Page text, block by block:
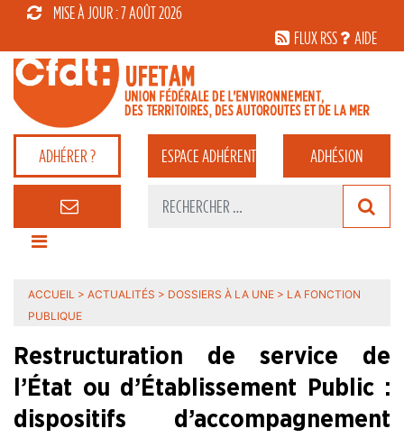
MISE À JOUR : 7 AOÛT 2026
FLUX RSS
AIDE
ADHÉRER ? ESPACEADHÉRENT ADHÉSION
ACCUEIL > ACTUALITÉS > DOSSIERS À LA UNE > LA FONCTION
PUBLIQUE
Restructuration de service de
l’État ou d’Établissement Public :
dispositifs d’accompagnement